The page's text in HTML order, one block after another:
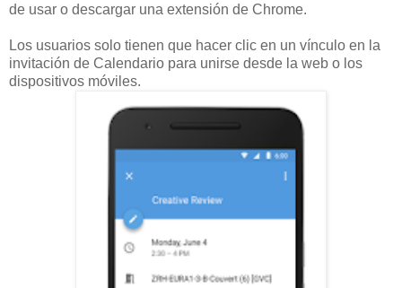
de usar o descargar una extensión de Chrome.
Los usuarios solo tienen que hacer clic en un vínculo en la
invitación de Calendario para unirse desde la web o los
dispositivos móviles.